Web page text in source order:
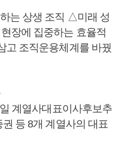
는 상생 조직 △미래 성
장에 집중하는 효율적
고 조직운용체계를 바꿨
계열사대표이사후보추
등 8개 계열사의 대표